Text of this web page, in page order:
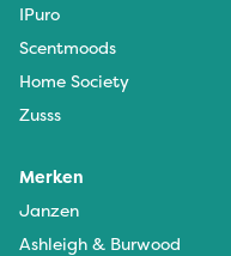
IPuro
Scentmoods
Home Society
Zusss
Merken
Janzen
Ashleigh & Burwood